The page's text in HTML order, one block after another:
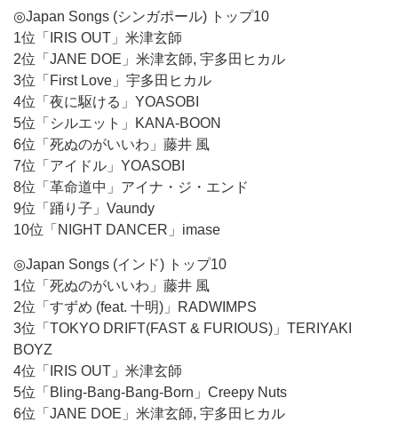
◎Japan Songs (シンガポール) トップ10
1位「IRIS OUT」米津玄師
2位「JANE DOE」米津玄師, 宇多田ヒカル
3位「First Love」宇多田ヒカル
4位「夜に駆ける」YOASOBI
5位「シルエット」KANA-BOON
6位「死ぬのがいいわ」藤井 風
7位「アイドル」YOASOBI
8位「革命道中」アイナ・ジ・エンド
9位「踊り子」Vaundy
10位「NIGHT DANCER」imase
◎Japan Songs (インド) トップ10
1位「死ぬのがいいわ」藤井 風
2位「すずめ (feat. 十明)」RADWIMPS
3位「TOKYO DRIFT(FAST & FURIOUS)」TERIYAKI
BOYZ
4位「IRIS OUT」米津玄師
5位「Bling-Bang-Bang-Born」Creepy Nuts
6位「JANE DOE」米津玄師, 宇多田ヒカル